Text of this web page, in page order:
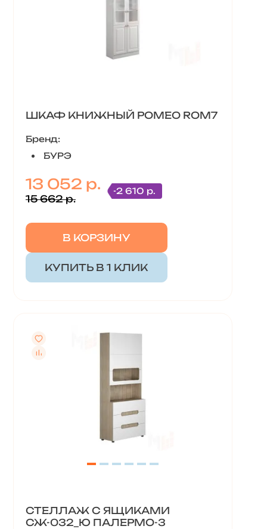
ШКАФ КНИЖНЫЙ РОМЕО ROM7
Бренд:
БУРЭ
13 052 р.
15 662 р.
-2 610 р.
В КОРЗИНУ
КУПИТЬ В 1 КЛИК
СТЕЛЛАЖ С ЯЩИКАМИ
СЖ-032_Ю ПАЛЕРМО-3